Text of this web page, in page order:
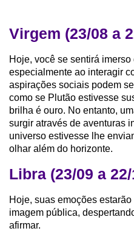
Virgem (23/08 a
Hoje, você se sentirá
especialmente ao interagir
aspirações sociais podem
como se Plutão estivesse
brilha é ouro. No entanto,
surgir através de aventuras
universo estivesse lhe
olhar além do horizonte.
Libra (23/09 a 22/
Hoje, suas emoções
imagem pública,
afirmar.